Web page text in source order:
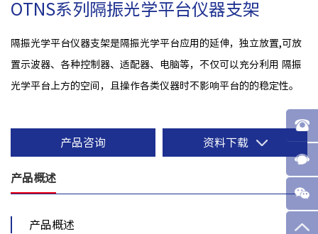
OTNS系列隔振光学平台仪器支架
隔振光学平台仪器支架是隔振光学平台应用的延伸，独立放置,可放
置示波器、各种控制器、适配器、电脑等，不仅可以充分利用 隔振
光学平台上方的空间，且操作各类仪器时不影响平台的的稳定性。
产品咨询 资料下载
产品概述
产品概述